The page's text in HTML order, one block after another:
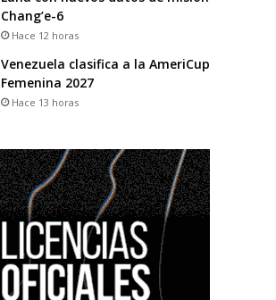
Chang’e-6
Hace 12 horas
Venezuela clasifica a la AmeriCup
Femenina 2027
Hace 13 horas